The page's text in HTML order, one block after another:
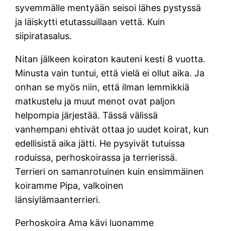
syvemmälle mentyään seisoi lähes pystyssä
ja läiskytti etutassuillaan vettä. Kuin
siipiratasalus.
Nitan jälkeen koiraton kauteni kesti 8 vuotta.
Minusta vain tuntui, että vielä ei ollut aika. Ja
onhan se myös niin, että ilman lemmikkiä
matkustelu ja muut menot ovat paljon
helpompia järjestää. Tässä välissä
vanhempani ehtivät ottaa jo uudet koirat, kun
edellisistä aika jätti. He pysyivät tutuissa
roduissa, perhoskoirassa ja terrierissä.
Terrieri on samanrotuinen kuin ensimmäinen
koiramme Pipa, valkoinen
länsiylämaanterrieri.
Perhoskoira Ama kävi luonamme